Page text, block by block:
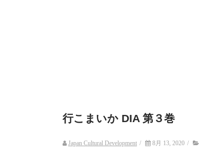
行こまいか DIA 第３巻
Japan Cultural Development / 8月 13, 2020 /